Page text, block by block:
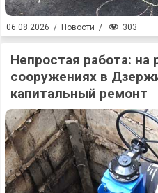
06.08.2026 / Новости / 303
Непростая работа:
сооружениях в
капитальный ремонт